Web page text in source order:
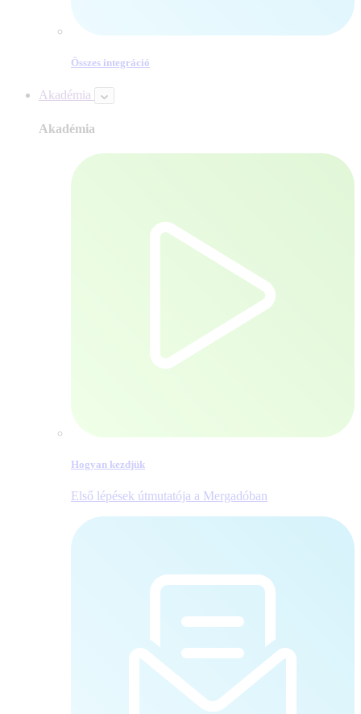
Összes integráció
Akadémia
Akadémia
Hogyan kezdjük
Első lépések útmutatója a Mergadóban